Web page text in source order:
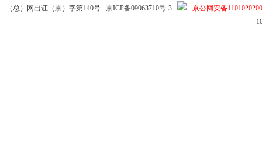
（总）网出证（京）字第140号 京ICP备09063710号-3
京公网安备